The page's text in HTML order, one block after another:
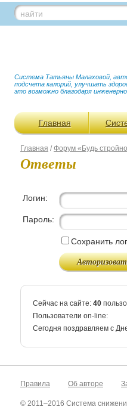
найти
Система Татьяны Малаховой,
подсчета калорий, улучшать
это возможно благодаря
Главная
Главная /Форум «Будь
Ответы
Логин:
Пароль:
Сохранить
Сейчас на сайте: 40
Пользователи on-line:
Cегодня поздравляем с
Правила Об авторе
© 2011–2016 Система